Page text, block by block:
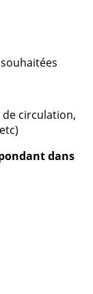
de circulation,
dans